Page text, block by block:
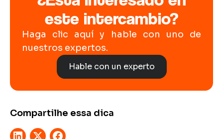
este intercambio?
Haga clic aquí y hable con uno de
nuestros expertos.
Hable con un experto
Compartilhe essa dica